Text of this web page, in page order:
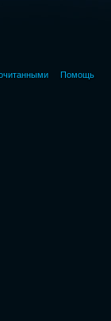
Помощь